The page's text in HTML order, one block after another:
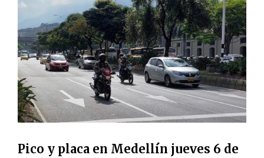
Pico y placa en Medellín jueves 6 de